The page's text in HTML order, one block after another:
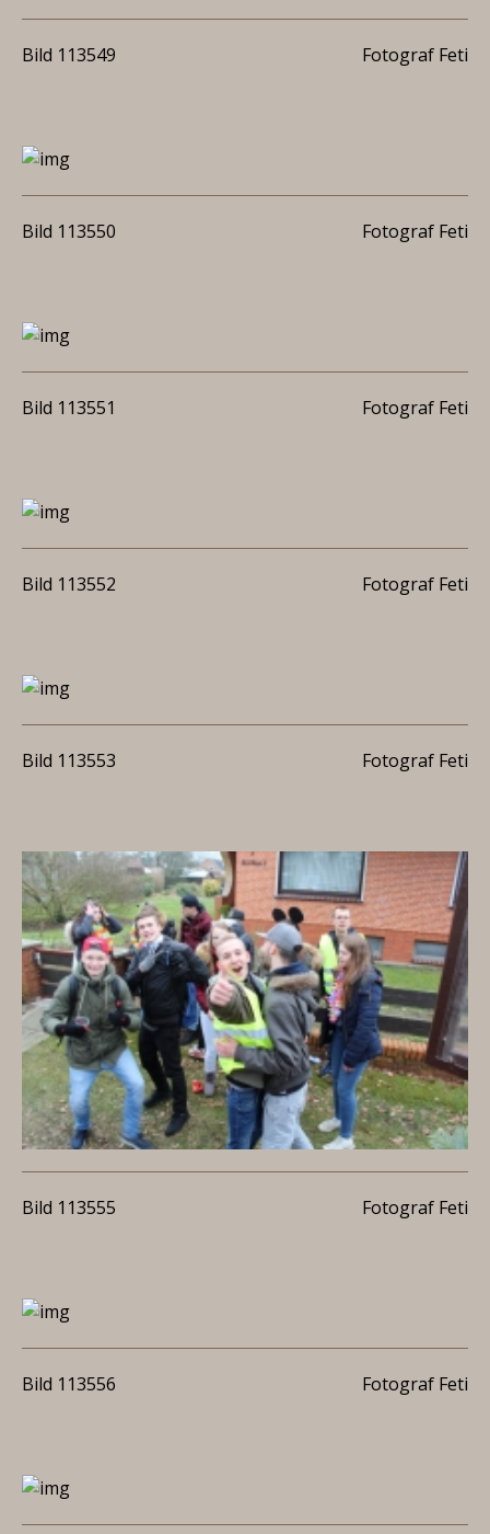
Bild 113549 Fotograf Feti
Bild 113550 Fotograf Feti
Bild 113551 Fotograf Feti
Bild 113552 Fotograf Feti
Bild 113553 Fotograf Feti
Bild 113555 Fotograf Feti
Bild 113556 Fotograf Feti